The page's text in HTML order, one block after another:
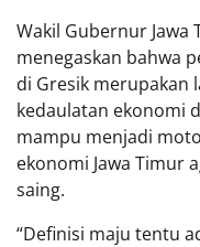
Wakil Gubernur Jawa
menegaskan bahwa
di Gresik merupakan
kedaulatan ekonomi
mampu menjadi
ekonomi Jawa Timur
saing.
“Definisi maju tentu